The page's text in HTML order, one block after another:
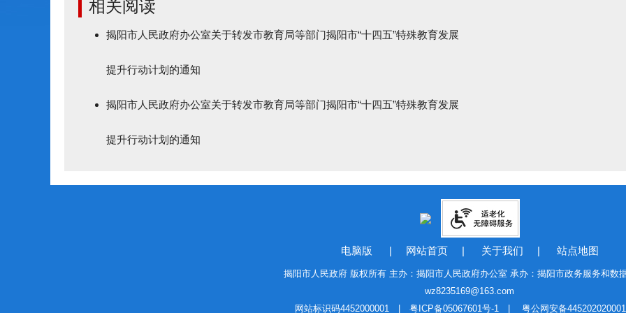
相关阅读
揭阳市人民政府办公室关于转发市教育局等部门揭阳市“十四五”特殊教育发展
提升行动计划的通知
揭阳市人民政府办公室关于转发市教育局等部门揭阳市“十四五”特殊教育发展
提升行动计划的通知
电脑版 | 网站首页 | 关于我们 | 站点地图
揭阳市人民政府 版权所有 主办：揭阳市人民政府办公室 承办：揭阳市政务服务和数
wz8235169@163.com
网站标识码4452000001 | 粤ICP备05067601号-1| 粤公网安备